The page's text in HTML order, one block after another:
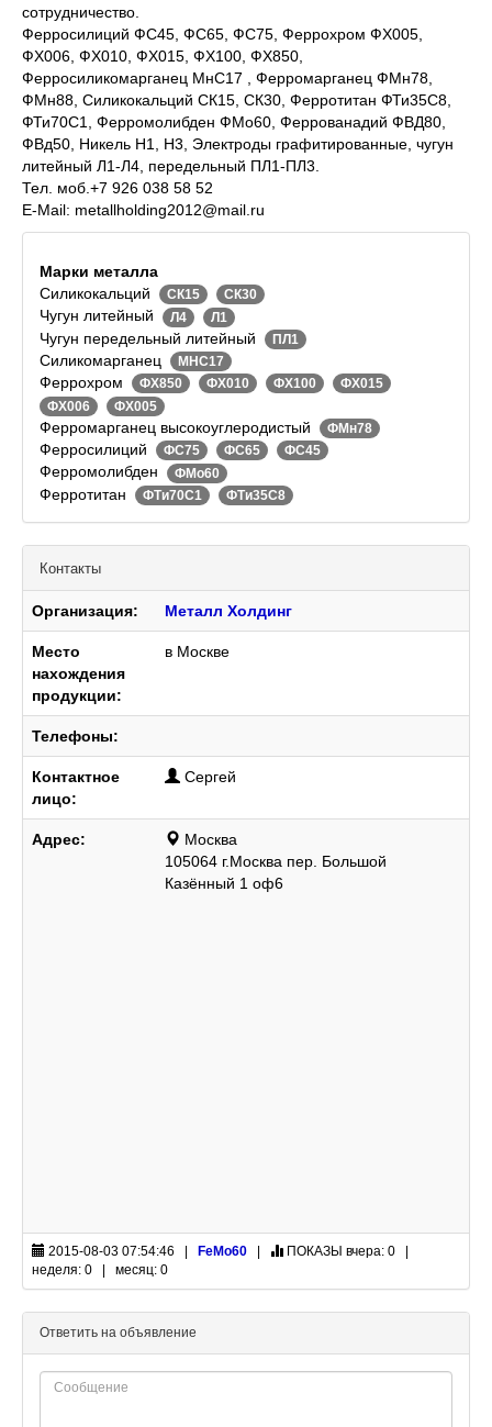
сотрудничество.
Ферросилиций ФС45, ФС65, ФС75, Феррохром ФХ005,
ФХ006, ФХ010, ФХ015, ФХ100, ФХ850,
Ферросиликомарганец МнС17 , Ферромарганец ФМн78,
ФМн88, Силикокальций СК15, СК30, Ферротитан ФТи35С8,
ФТи70С1, Ферромолибден ФМо60, Феррованадий ФВД80,
ФВд50, Никель Н1, Н3, Электроды графитированные, чугун
литейный Л1-Л4, передельный ПЛ1-ПЛ3.
Тел. моб.+7 926 038 58 52
E-Mail: metallholding2012@mail.ru
Марки металла
Силикокальций
СК15 СК30
Чугун литейный Л4 Л1
Чугун передельный литейный ПЛ1
Силикомарганец МНС17
Феррохром ФХ850 ФХ010 ФХ100
ФХ015
ФХ006
ФХ005
Ферромарганец высокоуглеродистый ФМн78
Ферросилиций ФС75 ФС65 ФС45
Ферромолибден ФМо60
Ферротитан ФТи70С1 ФТи35С8
Контакты
Организация: Металл Холдинг
Место
нахождения
продукции:
в Москве
Телефоны:
Контактное
лицо:
Сергей
Адрес:
Москва
105064 г.Москва пер. Большой
Казённый 1 оф6
2015-08-03 07:54:46 | FeMo60 ПОКАЗЫ вчера: 0 |
неделя: 0 | месяц: 0
Ответить на объявление